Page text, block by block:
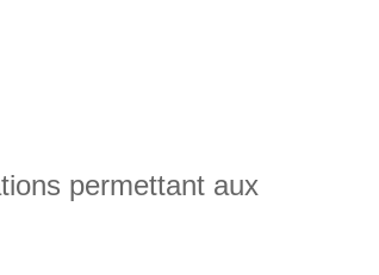
permettant aux